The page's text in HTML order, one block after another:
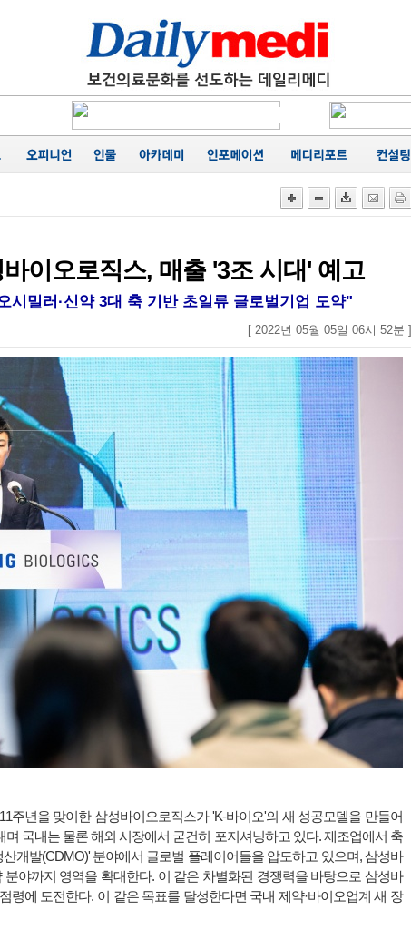
료
집필
이오로직스, 매출 '3조 시대' 예고
시밀러·신약 3대 축 기반 초일류 글로벌기업 도약"
[ 2022년 05월 05일 06시 52분 ]
주년을 맞이한 삼성바이오로직스가 'K-바이오'의 새 성공모델을 만들어
국내는 물론 해외 시장에서 굳건히 포지셔닝하고 있다. 제조업에서 축
개발(CDMO)' 분야에서 글로벌 플레이어들을 압도하고 있으며, 삼성바
야까지 영역을 확대한다. 이 같은 차별화된 경쟁력을 바탕으로 삼성바
령에 도전한다. 이 같은 목표를 달성한다면 국내 제약·바이오업계 새 장